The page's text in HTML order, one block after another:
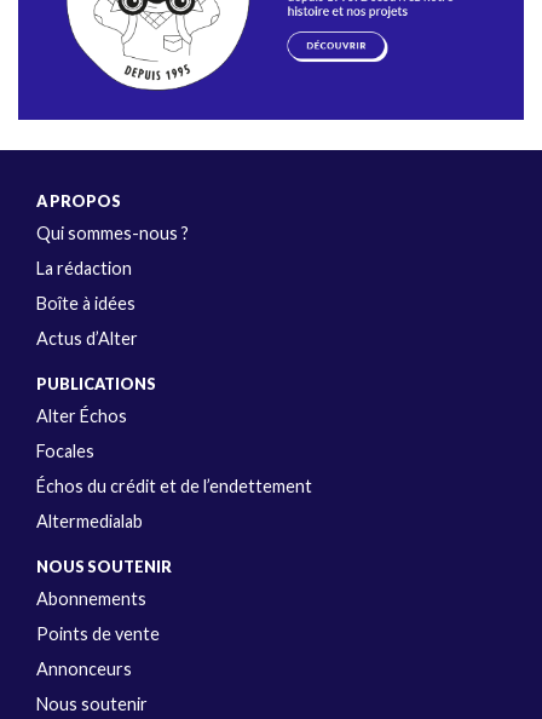
A PROPOS
Qui sommes-nous ?
La rédaction
Boîte à idées
Actus d’Alter
PUBLICATIONS
Alter Échos
Focales
Échos du crédit et de l’endettement
Altermedialab
NOUS SOUTENIR
Abonnements
Points de vente
Annonceurs
Nous soutenir